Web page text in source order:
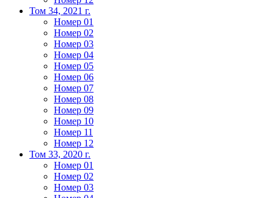
Том 34, 2021 г.
Номер 01
Номер 02
Номер 03
Номер 04
Номер 05
Номер 06
Номер 07
Номер 08
Номер 09
Номер 10
Номер 11
Номер 12
Том 33, 2020 г.
Номер 01
Номер 02
Номер 03